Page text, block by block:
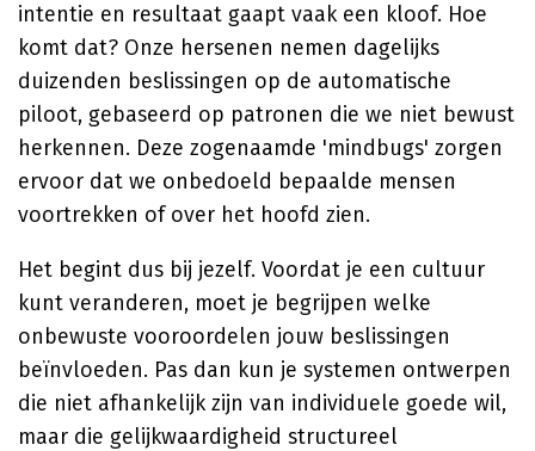
intentie en resultaat gaapt vaak een kloof. Hoe
komt dat? Onze hersenen nemen dagelijks
duizenden beslissingen op de automatische
piloot, gebaseerd op patronen die we niet bewust
herkennen. Deze zogenaamde 'mindbugs' zorgen
ervoor dat we onbedoeld bepaalde mensen
voortrekken of over het hoofd zien.
Het begint dus bij jezelf. Voordat je een cultuur
kunt veranderen, moet je begrijpen welke
onbewuste vooroordelen jouw beslissingen
beïnvloeden. Pas dan kun je systemen ontwerpen
die niet afhankelijk zijn van individuele goede wil,
maar die gelijkwaardigheid structureel